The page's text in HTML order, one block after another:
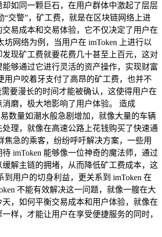
如同一颗巨石，在用户群体中激起了层层
交警”，矿工费，就是在区块链网络上进
易成本和交易体验，它不仅决定了用户在
网络为例，当用户在 imToken 上进行以
现矿工费就要花费几十甚至上百元，这对
够通过它进行灵活的资产操作，实现财富
户咬着牙支付了高昂的矿工费，也并不
要漫长的时间才能被确认，这使得用户在
磨，极大地影响了用户体验。 造成
数量如潮水般急剧增加，就像大量的车辆
理，就像在高速公路上花钱购买了快速通
急的乘客，纷纷呼吁解决方案，一些用
imToken 能够像一位神奇的魔法师，通过
解主链的拥堵，从而降低矿工费成本，这
用户的切身利益，更关系到 imToken 在
不能有效解决这一问题，就像一艘在大
，如何平衡交易成本和用户体验，就像在
样，才能让用户在享受便捷服务的同时，